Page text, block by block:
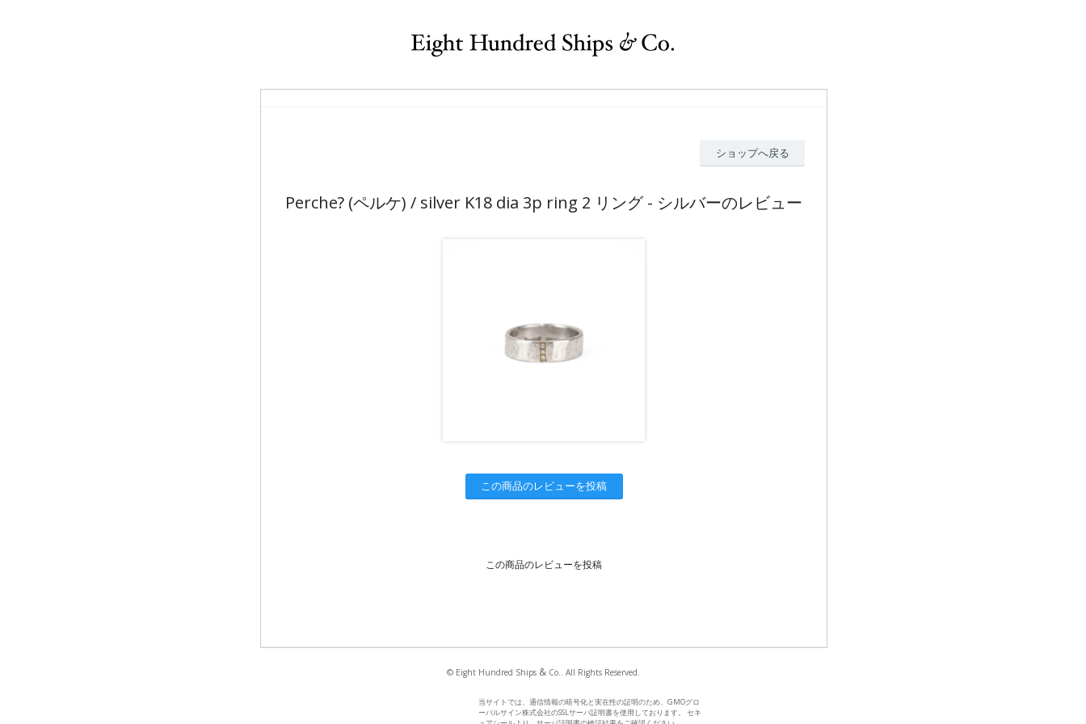
ショップへ戻る
Perche? (ペルケ) / silver K18 dia 3p ring 2 リング - シルバーのレビュー
この商品のレビューを投稿
この商品のレビューを投稿
© Eight Hundred Ships &Co.. All Rights Reserved.
当サイトでは、通信情報の暗号化と実在性の証明のため、GMOグロ
ーバルサイン株式会社のSSLサーバ証明書を使用しております。 セキ